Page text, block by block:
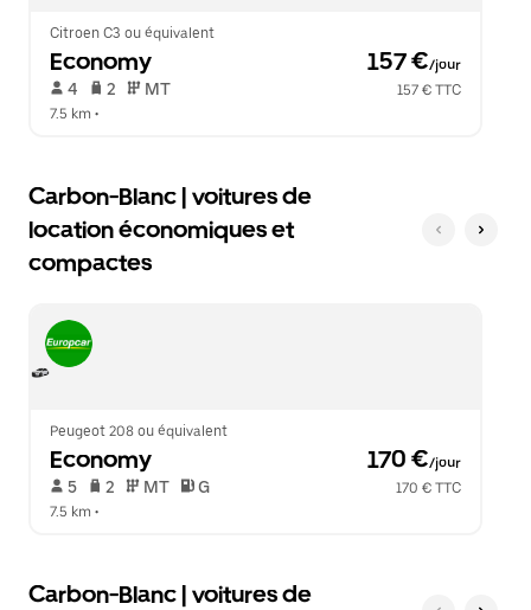
calendrier.
Citroen C3 ou équivalent
Economy 157 €/jour
4 2 MT
157 € TTC
7.5 km •
Carbon-Blanc | voitures de
location économiques et
compactes
Peugeot 208 ou équivalent
Economy 170 €/jour
5 2 MT G
170 € TTC
7.5 km •
Carbon-Blanc | voitures de